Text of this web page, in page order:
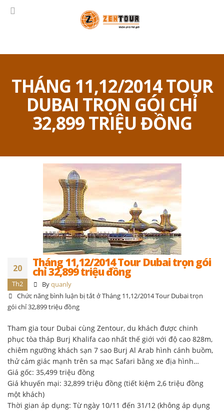
THÁNG 11,12/2014 TOUR
DUBAI TRỌN GÓI CHỈ
32,899 TRIỆU ĐỒNG
20
Th2
Tháng 11,12/2014 Tour Dubai trọn gói
chỉ 32,899 triệu đồng
Byquanly
Chức năng bình luận bị tắtở Tháng 11,12/2014 Tour Dubai trọn
gói chỉ 32,899 triệu đồng
Tham gia tour Dubai cùng Zentour, du khách được chinh
phục tòa tháp Burj Khalifa cao nhất thế giới với độ cao 828m,
chiêm ngưỡng khách sạn 7 sao Burj Al Arab hình cánh buồm,
thử cảm giác mạnh trên sa mạc Safari bằng xe địa hình…
Giá gốc: 35,499 triệu đồng
Giá khuyến mại: 32,899 triệu đồng (tiết kiệm 2,6 triệu đồng
một khách)
Thời gian áp dụng: Từ ngày 10/11 đến 31/12 (không áp dụng